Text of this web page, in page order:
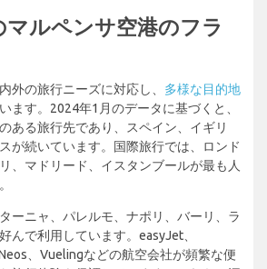
マルペンサ空港のフラ
外の旅行ニーズに対応し、 多様な目的地
ます。2024年1月のデータに基づくと、
ある旅行先であり、スペイン、イギリ
が続いています。国際旅行では、ロンド
、マドリード、イスタンブールが最も人
ーニャ、パレルモ、ナポリ、バーリ、ラ
んで利用しています。easyJet、
、Vuelingなどの航空会社が頻繁な便